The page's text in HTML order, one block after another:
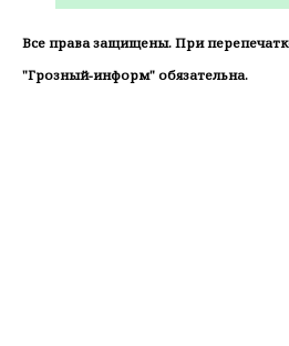
Все права защищены. При
"Грозный-информ" обязательна.